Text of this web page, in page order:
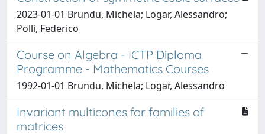
2023-01-01 Brundu, Michela; Logar, Alessandro;
Polli, Federico
Course on Algebra - ICTP Diploma
Programme - Mathematics Courses
1992-01-01 Brundu, Michela; Logar, Alessandro
Invariant multicones for families of
matrices